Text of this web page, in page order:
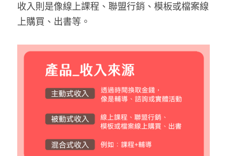
收入則是像線上課程、聯盟行銷、模板或檔案線
上購買、出書等。